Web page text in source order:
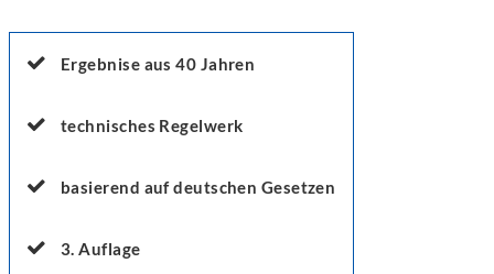
Ergebnise aus 40 Jahren
technisches Regelwerk
basierend auf deutschen Gesetzen
3. Auflage